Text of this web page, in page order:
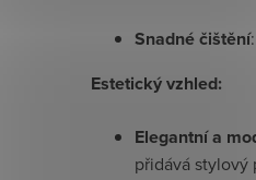
Snadné čištění
Estetický vzhled:
Elegantní a
přidává stylový